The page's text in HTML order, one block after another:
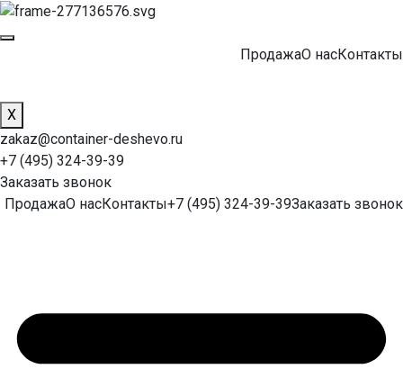
ПродажаО насКонтакты
X
zakaz@container-deshevo.ru
+7 (495) 324-39-39
Заказать звонок
ПродажаО насКонтакты+7 (495) 324-39-39Заказать звонок